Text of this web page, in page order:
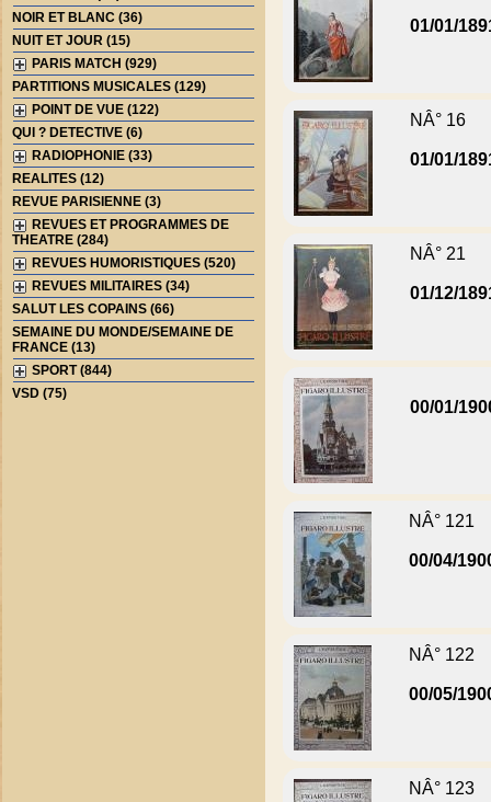
NOIR ET BLANC (36)
NUIT ET JOUR (15)
PARIS MATCH (929)
PARTITIONS MUSICALES (129)
POINT DE VUE (122)
QUI ? DETECTIVE (6)
RADIOPHONIE (33)
REALITES (12)
REVUE PARISIENNE (3)
REVUES ET PROGRAMMES DE
THEATRE (284)
REVUES HUMORISTIQUES (520)
REVUES MILITAIRES (34)
SALUT LES COPAINS (66)
SEMAINE DU MONDE/SEMAINE DE
FRANCE (13)
SPORT (844)
VSD (75)
01/01/
NÂ° 16
01/01/
NÂ° 21
01/12/
00/01/
NÂ° 121
00/04/
NÂ° 122
00/05/
NÂ° 123